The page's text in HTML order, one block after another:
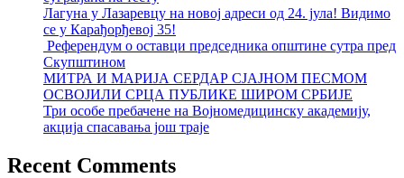
Лагуна у Лазаревцу на новој адреси од 24. јула! Видимо
се у Карађорђевој 35!
Референдум о оставци председника општине сутра пред
Скупштином
МИТРА И МАРИЈА СЕРДАР СЈАЈНОМ ПЕСМОМ
ОСВОЈИЛИ СРЦА ПУБЛИКЕ ШИРОМ СРБИЈЕ
Три особе пребачене на Војномедицинску академију,
акција спасавања још траје
Recent Comments